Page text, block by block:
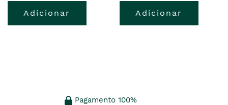
Adicionar Adicionar
Pagamento 100%